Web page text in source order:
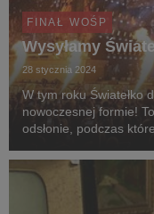
FINAŁ WOŚP
Wysyłamy
28 stycznia 2024
W tym roku Światełko
nowoczesnej formie!
odsłonie, podczas
nieba!